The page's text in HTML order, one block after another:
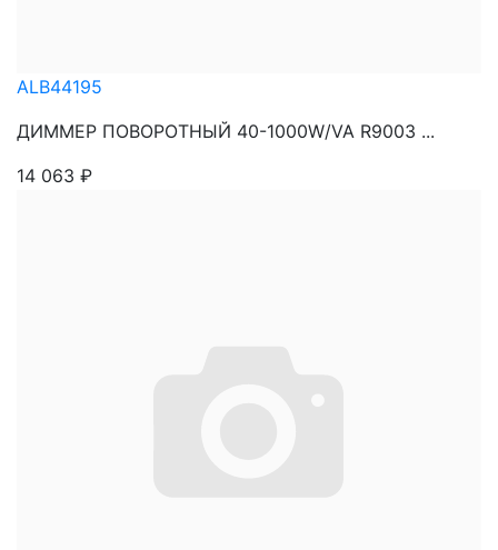
ALB44195
ДИММЕР ПОВОРОТНЫЙ 40-1000W/VA R9003 ...
14 063 ₽